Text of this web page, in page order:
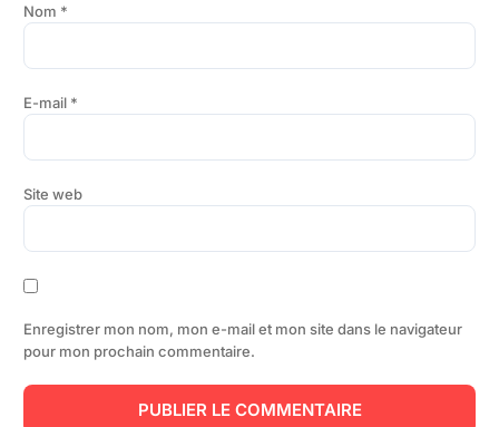
Nom *
E-mail *
Site web
Enregistrer mon nom, mon e-mail et mon site dans le navigateur
pour mon prochain commentaire.